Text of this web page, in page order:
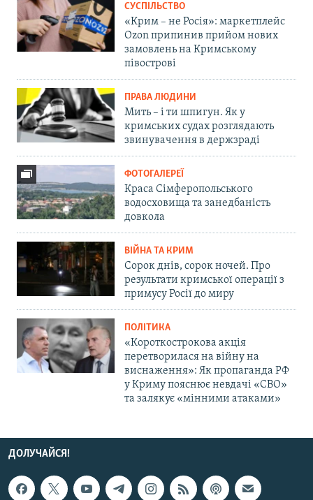
СУСПІЛЬСТВО
«Крим – не Росія»: маркетплейс
Ozon припинив прийом нових
замовлень на Кримському
півострові
ПРАВА ЛЮДИНИ
Мить – і ти шпигун. Як у
кримських судах розглядають
звинувачення в держзраді
ФОТОГАЛЕРЕЇ
Краса Сімферопольського
водосховища та занедбаність
довкола
ВІЙНА ТА КРИМ
Сорок днів, сорок ночей. Про
результати кримської операції з
примусу Росії до миру
ПОЛІТИКА
«Короткострокова акція
перетворилася на війну на
виснаження»: Як пропаганда РФ
у Криму пояснює невдачі «СВО»
та залякує «мінними атаками»
ДОЛУЧАЙСЯ!